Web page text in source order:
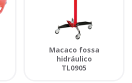
Macaco fossa
hidráulico
TL0905